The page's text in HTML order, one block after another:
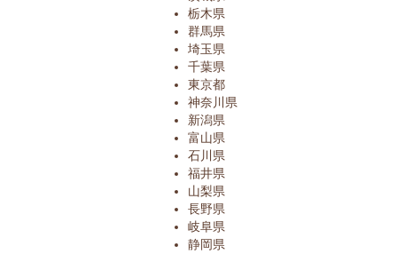
栃木県
群馬県
埼玉県
千葉県
東京都
神奈川県
新潟県
富山県
石川県
福井県
山梨県
長野県
岐阜県
静岡県